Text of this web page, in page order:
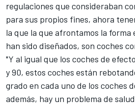
regulaciones que consideraban
para sus propios fines, ahora
la que la que afrontamos la forma
han sido diseñados, son coches
"Y al igual que los coches de
y 90, estos coches están
grado en cada uno de los coches
además, hay un problema de